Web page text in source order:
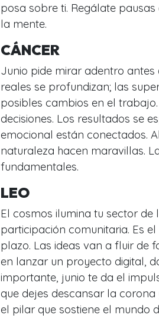
posa sobre ti. Regálate
la mente.
CÁNCER
Junio pide mirar adentro
reales se profundizan; las
posibles cambios en el
decisiones. Los resultados se
emocional están conectados.
naturaleza hacen maravillas.
fundamentales.
LEO
El cosmos ilumina tu sector
participación comunitaria. Es
plazo. Las ideas van a fluir de
en lanzar un proyecto digital,
importante, junio te da el
que dejes descansar la
el pilar que sostiene el mundo